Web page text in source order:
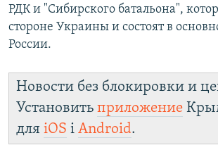
РДК и "Сибирского батальона",
стороне Украины и состоят в
России.
Новости без блокировки и
Установить приложение
для iOS і Android.